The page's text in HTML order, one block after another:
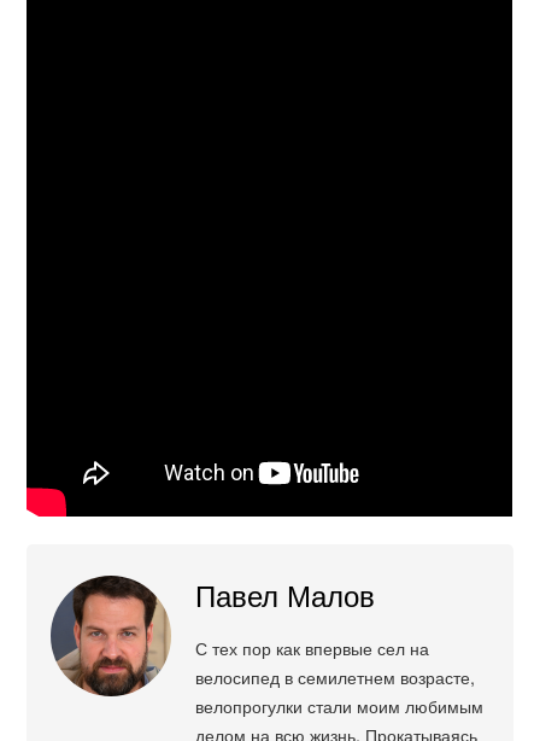
Павел Малов
С тех пор как впервые сел на
велосипед в семилетнем возрасте,
велопрогулки стали моим любимым
делом на всю жизнь. Прокатываясь